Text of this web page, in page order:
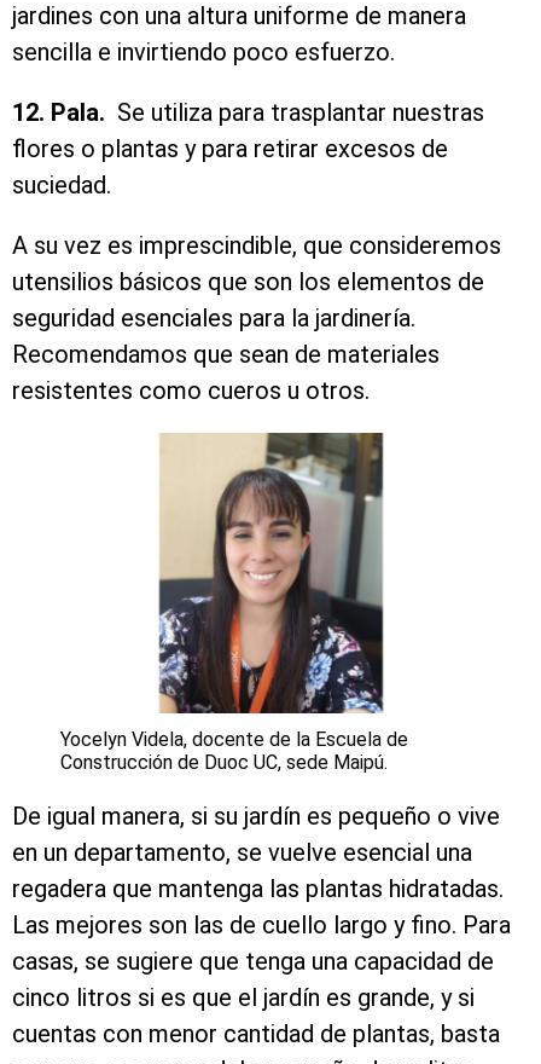
jardines con una altura uniforme de manera
sencilla e invirtiendo poco esfuerzo.
12. Pala. Se utiliza para trasplantar nuestras
flores o plantas y para retirar excesos de
suciedad.
A su vez es imprescindible, que consideremos
utensilios básicos que son los elementos de
seguridad esenciales para la jardinería.
Recomendamos que sean de materiales
resistentes como cueros u otros.
Yocelyn Videla, docente de la Escuela de
Construcción de Duoc UC, sede Maipú.
De igual manera, si su jardín es pequeño o vive
en un departamento, se vuelve esencial una
regadera que mantenga las plantas hidratadas.
Las mejores son las de cuello largo y fino. Para
casas, se sugiere que tenga una capacidad de
cinco litros si es que el jardín es grande, y si
cuentas con menor cantidad de plantas, basta